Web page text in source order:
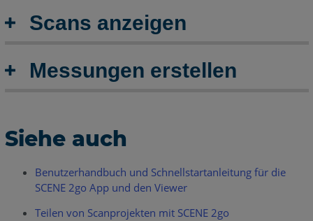
Scans anzeigen
Messungen erstellen
Siehe auch
Benutzerhandbuch und Schnellstartanleitung für die
SCENE 2go App und den Viewer
Teilen von Scanprojekten mit SCENE 2go